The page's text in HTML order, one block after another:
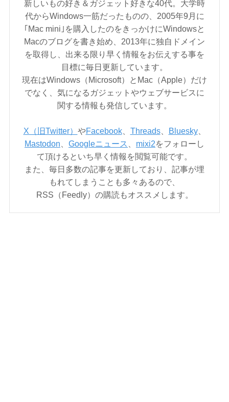
新しいもの好き＆ガジェット好きな40代。大学時
代からWindows一筋だったものの、2005年9月に
｢Mac mini｣を購入したのをきっかけにWindowsと
Macのブログを書き始め、2013年に独自ドメイン
を取得し、出来る限り早く情報をお伝えする事を
目標に毎日更新しています。
現在はWindows（Microsoft）とMac（Apple）だけ
でなく、気になるガジェットやウェブサービスに
関する情報も発信しています。
X（旧Twitter） やFacebook、 Threads、 Bluesky、
Mastodon
Googleニュース mixi2をフォローし
て頂けるといち早く情報を閲覧可能です。
また、毎日多数の記事を更新しており、記事が埋
もれてしまうことも多々あるので、
RSS（Feedly）の購読もオススメします。